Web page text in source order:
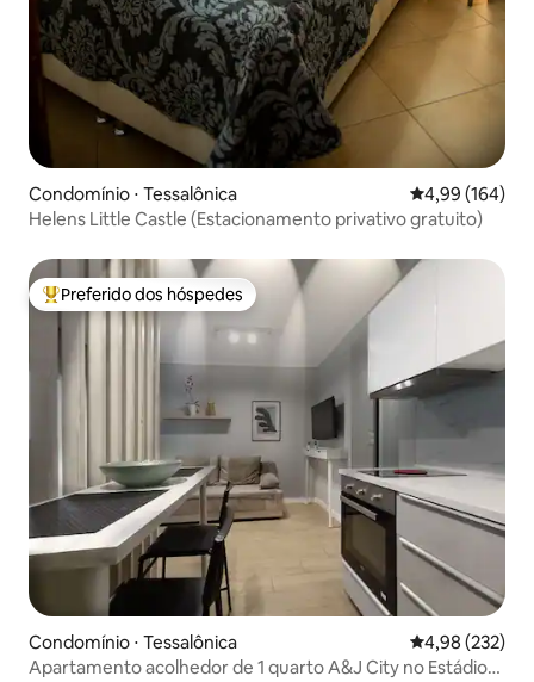
Condomínio ⋅ Tessalônica 4,99 de uma
4,99 (164)
Helens Little Castle (Estacionamento privativo gratuito)
Entre os melhores preferidos dos hóspedes
Preferido dos hóspedes
Condomínio ⋅ Tessalônica 4,98 de uma
4,98 (232)
Apartamento acolhedor de 1 quarto A&J City no Estádio